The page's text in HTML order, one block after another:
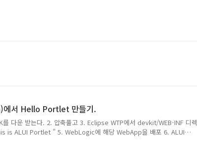
서 Hello Portlet 만들기.
다운 받는다. 2. 압축풀고 3. Eclipse WTP에서 devkit/WEB-INF 디렉
is ALUI Portlet " 5. WebLogic에 해당 WebApp을 배포 6. ALUI
로 등록하고 해당 WebService를 Portlet으로 배포하여 등록하면
세부 엔진이 나뉘어져 있어서 장애 전파 방지와 효율적인 리소스 배